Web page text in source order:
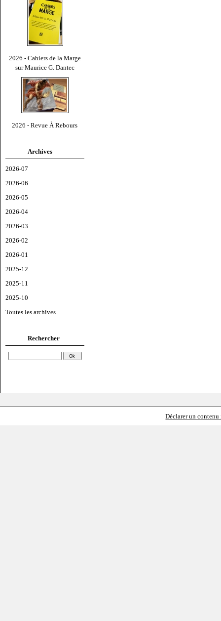
2026 - Cahiers de la Marge
sur Maurice G. Dantec
2026 - Revue À Rebours
Archives
2026-07
2026-06
2026-05
2026-04
2026-03
2026-02
2026-01
2025-12
2025-11
2025-10
Toutes les archives
Rechercher
Déclarer un